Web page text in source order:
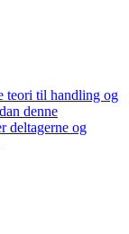
teori til handling og
denne
deltagerne og